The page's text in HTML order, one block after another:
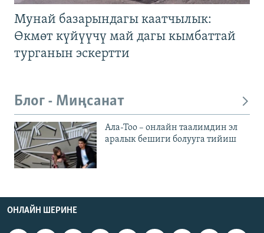
Мунай базарындагы каатчылык:
Өкмөт күйүүчү май дагы кымбаттай
турганын эскертти
Блог - Миңсанат
Ала-Тоо – онлайн таалимдин эл
аралык бешиги болууга тийиш
ОНЛАЙН ШЕРИНЕ